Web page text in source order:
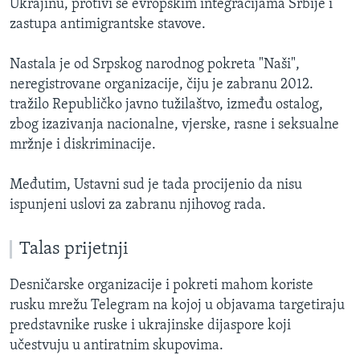
Ukrajinu, protivi se evropskim integracijama Srbije i
zastupa antimigrantske stavove.
Nastala je od Srpskog narodnog pokreta "Naši",
neregistrovane organizacije, čiju je zabranu 2012.
tražilo Republičko javno tužilaštvo, između ostalog,
zbog izazivanja nacionalne, vjerske, rasne i seksualne
mržnje i diskriminacije.
Međutim, Ustavni sud je tada procijenio da nisu
ispunjeni uslovi za zabranu njihovog rada.
Talas prijetnji
Desničarske organizacije i pokreti mahom koriste
rusku mrežu Telegram na kojoj u objavama targetiraju
predstavnike ruske i ukrajinske dijaspore koji
učestvuju u antiratnim skupovima.